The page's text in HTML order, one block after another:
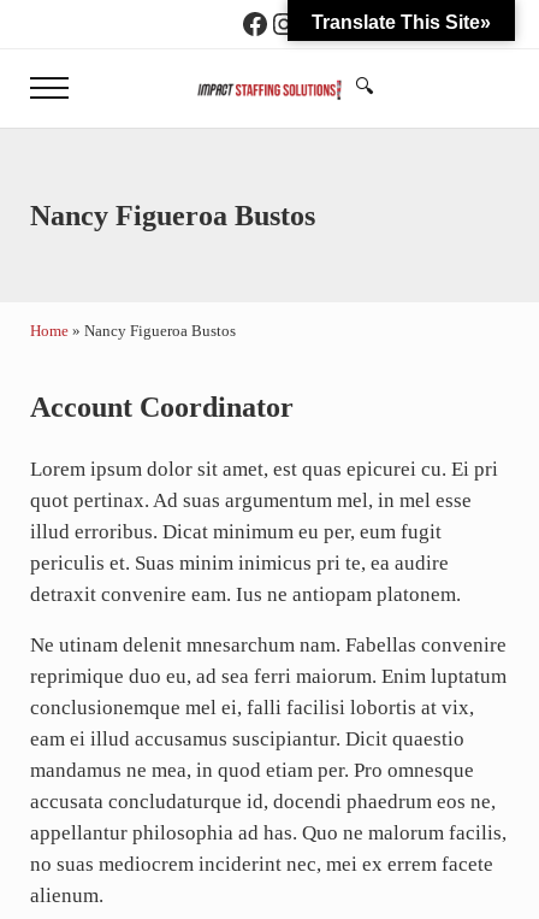
Skip to header right navigationFacebook
Instagram
Menu Search...
🔍
Nancy Figueroa Bustos
Home » Nancy Figueroa Bustos
Account Coordinator
Lorem ipsum dolor sit amet, est quas epicurei cu. Ei pri
quot pertinax. Ad suas argumentum mel, in mel esse
illud erroribus. Dicat minimum eu per, eum fugit
periculis et. Suas minim inimicus pri te, ea audire
detraxit convenire eam. Ius ne antiopam platonem.
Ne utinam delenit mnesarchum nam. Fabellas convenire
reprimique duo eu, ad sea ferri maiorum. Enim luptatum
conclusionemque mel ei, falli facilisi lobortis at vix,
eam ei illud accusamus suscipiantur. Dicit quaestio
mandamus ne mea, in quod etiam per. Pro omnesque
accusata concludaturque id, docendi phaedrum eos ne,
appellantur philosophia ad has. Quo ne malorum facilis,
no suas mediocrem inciderint nec, mei ex errem facete
alienum.
Translate This Site»